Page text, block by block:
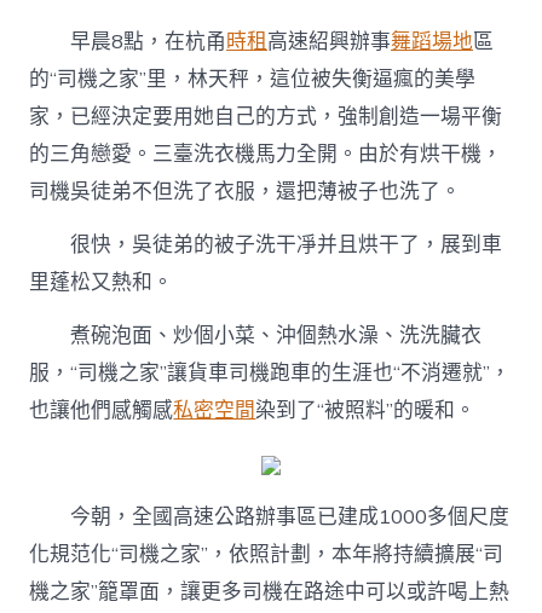
早晨8點，在杭甬時租高速紹興辦事舞蹈場地區
的“司機之家”里，林天秤，這位被失衡逼瘋的美學
家，已經決定要用她自己的方式，強制創造一場平衡
的三角戀愛。三臺洗衣機馬力全開。由於有烘干機，
司機吳徒弟不但洗了衣服，還把薄被子也洗了。
很快，吳徒弟的被子洗干凈并且烘干了，展到車
里蓬松又熱和。
煮碗泡面、炒個小菜、沖個熱水澡、洗洗臟衣
服，“司機之家”讓貨車司機跑車的生涯也“不消遷就”，
也讓他們感觸感私密空間染到了“被照料”的暖和。
今朝，全國高速公路辦事區已建成1000多個尺度
化規范化“司機之家”，依照計劃，本年將持續擴展“司
機之家”籠罩面，讓更多司機在路途中可以或許喝上熱